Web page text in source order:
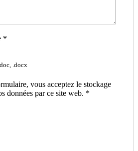
*
.docx
vous acceptez le stockage
données par ce site web. *